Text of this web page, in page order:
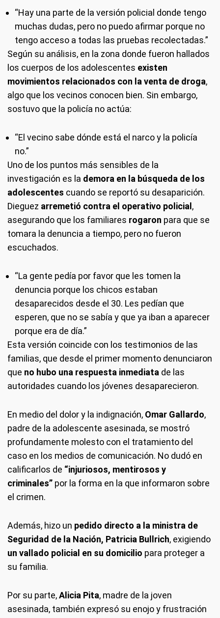
“Hay una parte de la versión policial donde tengo
muchas dudas, pero no puedo afirmar porque no
tengo acceso a todas las pruebas recolectadas.”
Según su análisis, en la zona donde fueron hallados
los cuerpos de los adolescentes existen
movimientos relacionados con la venta de droga,
algo que los vecinos conocen bien. Sin embargo,
sostuvo que la policía no actúa:
“El vecino sabe dónde está el narco y la policía
no.”
Uno de los puntos más sensibles de la
investigación es la demora en la búsqueda de los
adolescentes cuando se reportó su desaparición.
Dieguez arremetió contra el operativo policial ,
asegurando que los familiares rogaron para que se
tomara la denuncia a tiempo, pero no fueron
escuchados.
“La gente pedía por favor que les tomen la
denuncia porque los chicos estaban
desaparecidos desde el 30. Les pedían que
esperen, que no se sabía y que ya iban a aparecer
porque era de día.”
Esta versión coincide con los testimonios de las
familias, que desde el primer momento denunciaron
que no hubo una respuesta inmediata de las
autoridades cuando los jóvenes desaparecieron.
En medio del dolor y la indignación, Omar Gallardo,
padre de la adolescente asesinada, se mostró
profundamente molesto con el tratamiento del
caso en los medios de comunicación. No dudó en
calificarlos de “injuriosos, mentirosos y
criminales” por la forma en la que informaron sobre
el crimen.
Además, hizo un pedido directo a la ministra de
Seguridad de la Nación, Patricia Bullrich, exigiendo
un vallado policial en su domicilio para proteger a
su familia.
Por su parte,Alicia Pita, madre de la joven
asesinada, también expresó su enojo y frustración